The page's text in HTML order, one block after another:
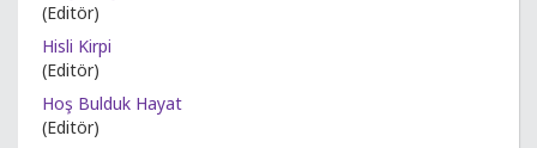
(Editör)
Hisli Kirpi
(Editör)
Hoş Bulduk Hayat
(Editör)